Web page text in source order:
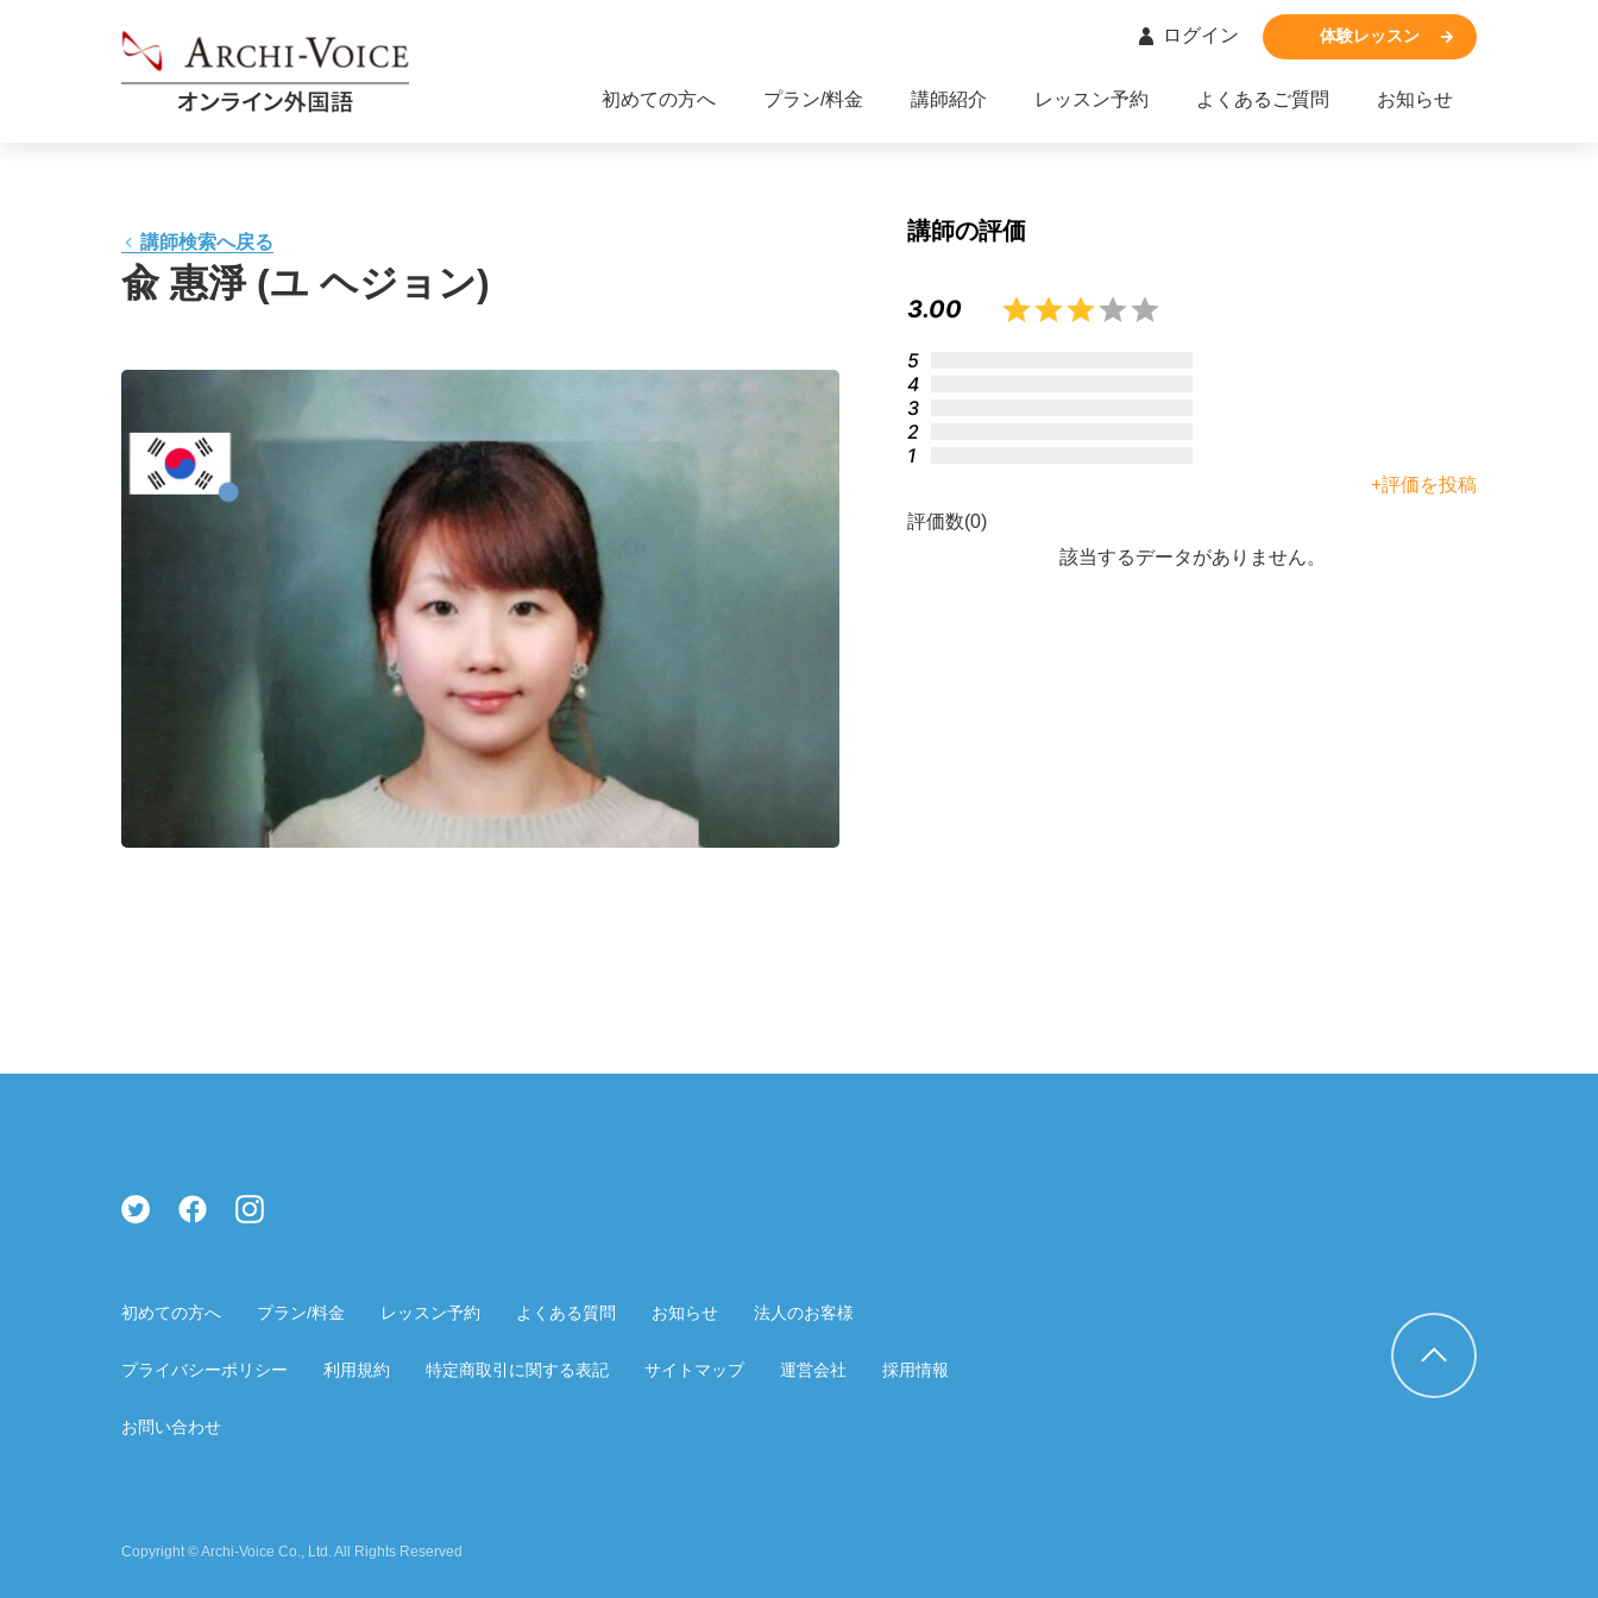
ログイン 体験レッスン
初めての方へ プラン/料金 講師紹介 レッスン予約 よくあるご質問 お知らせ
講師検索へ戻る
兪 惠淨 (ユ ヘジョン)
講師の評価
3.00
5
4
3
2
1
+評価を投稿
評価数(0)
該当するデータがありません。
初めての方へ プラン/料金 レッスン予約 よくある質問 お知らせ 法人のお客様
プライバシーポリシー 利用規約 特定商取引に関する表記 サイトマップ 運営会社 採用情報
お問い合わせ
Copyright © Archi-Voice Co., Ltd. All Rights Reserved